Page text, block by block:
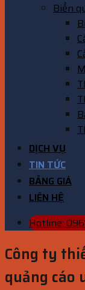
Biển
DỊCH VỤ
TIN TỨC
BẢNG GIÁ
LIÊN HỆ
Hotline:
Công ty
quảng cáo